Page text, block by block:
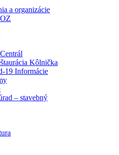
a organizácie
Kôlnička
19 Informácie
– stavebný